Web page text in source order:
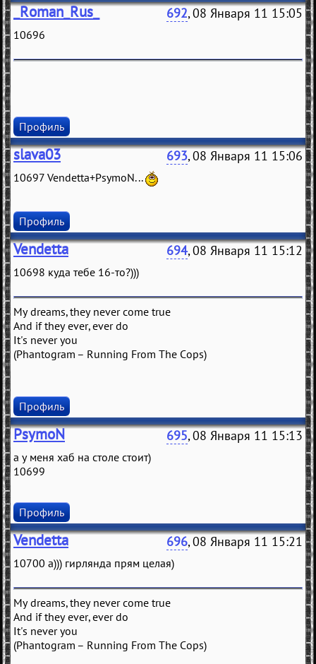
_Roman_Rus_ 692, 08 Января 11 15:05
10696
Профиль
slava03 693, 08 Января 11 15:06
10697 Vendetta+PsymoN...
Профиль
Vendetta 694, 08 Января 11 15:12
10698 куда тебе 16-то?)))
My dreams, they never come true
And if they ever, ever do
It's never you
(Phantogram – Running From The Cops)
Профиль
PsymoN 695, 08 Января 11 15:13
а у меня хаб на столе стоит)
10699
Профиль
Vendetta 696, 08 Января 11 15:21
10700 а))) гирлянда прям целая)
My dreams, they never come true
And if they ever, ever do
It's never you
(Phantogram – Running From The Cops)